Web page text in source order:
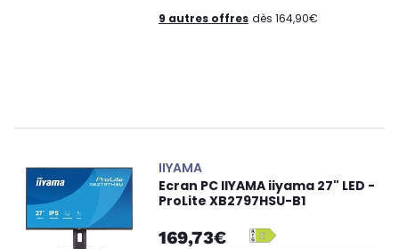
9 autres offres dès 164,90€
IIYAMA
Ecran PC IIYAMA iiyama 27" LED -
ProLite XB2797HSU-B1
169,73€